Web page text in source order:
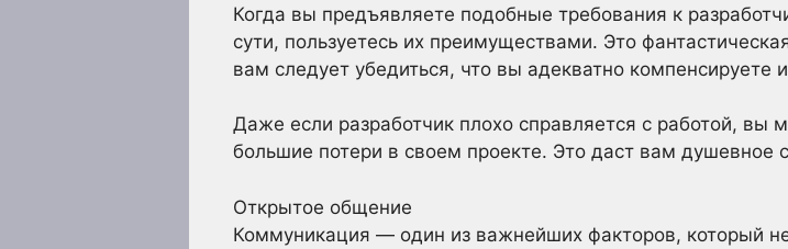
Когда вы предъявляете подобные требования к
сути, пользуетесь их преимуществами. Это
вам следует убедиться, что вы адекватно компенсируете
Даже если разработчик плохо справляется с работой, вы
большие потери в своем проекте. Это даст вам душевное
Открытое общение
Коммуникация — один из важнейших факторов, который